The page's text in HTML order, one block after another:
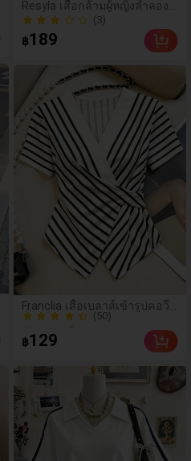
Resyla เสื้อกล้ามผู้หญิงลำลอง
ฤดูร้อน พิมพ์ลายจุด แต่งลูกไม้
(3)
฿189
Franclia เสื้อเบลาส์เข้ารูปคอวี
ลายทางสำหรับวันหยุดพักผ่อน
สบายๆ ฤดูร้อนสำหรับผู้หญิง
70+ ขายแล้ว
70+ ขายแล้ว
฿129